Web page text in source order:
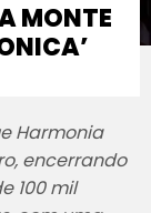
MONTE
Harmonia
encerrando
100 mil